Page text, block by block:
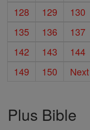
128
129 130
135
136 137
142
143 144
149
150
Plus Bible